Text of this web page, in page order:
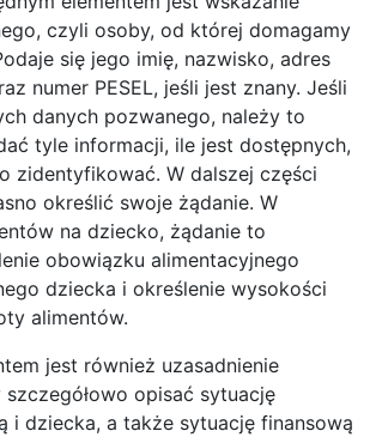
czyli osoby, od której domagamy
się jego imię, nazwisko, adres
numer PESEL, jeśli jest znany. Jeśli
danych pozwanego, należy to
tyle informacji, ile jest dostępnych,
zidentyfikować. W dalszej części
określić swoje żądanie. W
na dziecko, żądanie to
obowiązku alimentacyjnego
dziecka i określenie wysokości
alimentów.
jest również uzasadnienie
szczegółowo opisać sytuację
i dziecka, a także sytuację finansową